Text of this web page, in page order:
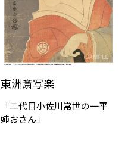
東洲斎写楽
「二代目小佐川常世の一平
姉おさん」